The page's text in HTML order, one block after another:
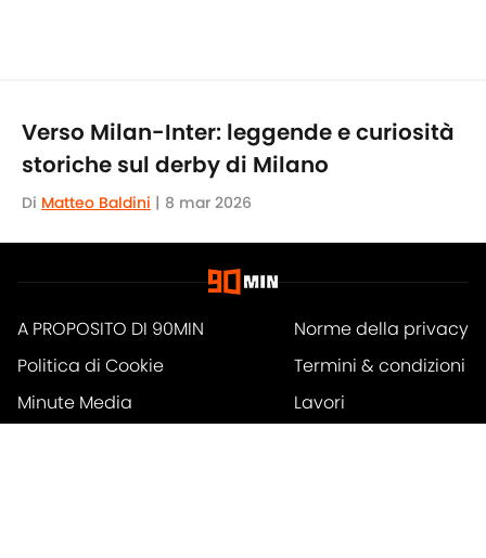
Verso Milan-Inter: leggende e curiosità
storiche sul derby di Milano
Di Matteo Baldini | 8 mar 2026
A PROPOSITO DI 90MIN
Norme della privacy
Politica di Cookie
Termini & condizioni
Minute Media
Lavori